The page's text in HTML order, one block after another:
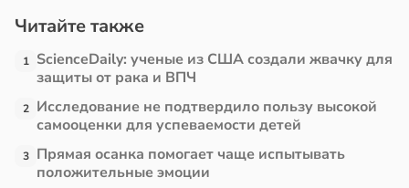
Читайте также
1 ScienceDaily: ученые из США создали жвачку для
защиты от рака и ВПЧ
2 Исследование не подтвердило пользу высокой
самооценки для успеваемости детей
3 Прямая осанка помогает чаще испытывать
положительные эмоции